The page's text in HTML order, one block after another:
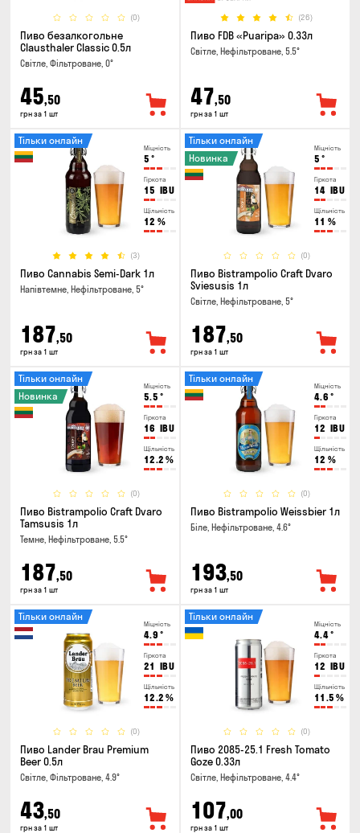
(0)
Пиво безалкогольне
Clausthaler Classic 0.5л
Світле, Фільтроване, 0°
45,50
грн за 1 шт
(26)
Пиво FDB «Puaripa» 0.33л
Світле, Нефільтроване, 5.5°
47,50
грн за 1 шт
Міцність
5 °
Гіркота
15 IBU
Щільність
12 %
(3)
Тільки онлайн
Пиво Cannabis Semi-Dark 1л
Напівтемне, Нефільтроване, 5°
187,50
грн за 1 шт
Міцність
5 °
Гіркота
14 IBU
Щільність
11 %
(0)
Тільки онлайн
Новинка
Пиво Bistrampolio Craft Dvaro
Sviesusis 1л
Світле, Нефільтроване, 5°
187,50
грн за 1 шт
Міцність
5.5 °
Гіркота
16 IBU
Щільність
12.2 %
(0)
Тільки онлайн
Новинка
Пиво Bistrampolio Craft Dvaro
Tamsusis 1л
Темне, Нефільтроване, 5.5°
187,50
грн за 1 шт
Міцність
4.6 °
Гіркота
12 IBU
Щільність
12 %
(0)
Тільки онлайн
Пиво Bistrampolio Weissbier 1л
Біле, Нефільтроване, 4.6°
193,50
грн за 1 шт
Міцність
4.9 °
Гіркота
21 IBU
Щільність
12.2 %
(0)
Тільки онлайн
Пиво Lander Brau Premium
Beer 0.5л
Світле, Фільтроване, 4.9°
43,50
грн за 1 шт
Міцність
4.4°
Гіркота
12 IBU
Щільність
11.5 %
(0)
Тільки онлайн
Пиво 2085-25.1 Fresh Tomato
Goze 0.33л
Світле, Нефільтроване, 4.4°
107,00
грн за 1 шт